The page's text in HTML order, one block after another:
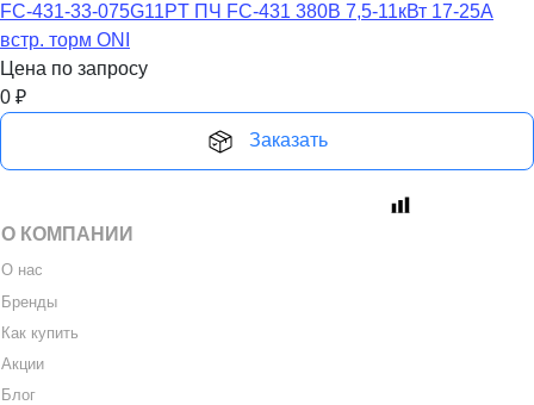
FC-431-33-075G11PT ПЧ FC-431 380В 7,5-11кВт 17-25А
встр. торм ONI
Цена по запросу
0 ₽
Заказать
О КОМПАНИИ
О нас
Бренды
Как купить
Акции
Блог